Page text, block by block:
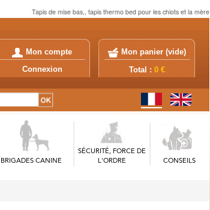
Tapis de mise bas,, tapis thermo bed pour les chiots et la mère
Mon compte
Connexion
Mon panier (vide)
Total : 0 €
BRIGADES CANINE
SÉCURITÉ, FORCE DE
L'ORDRE
CONSEILS